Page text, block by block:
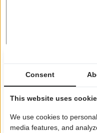
Consent
This website uses
We use cookies to
media features, and